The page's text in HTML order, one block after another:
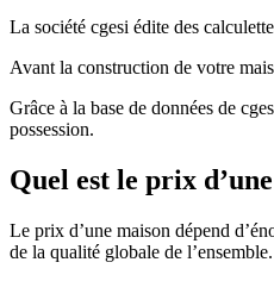
La société cgesi édite des
Avant la construction de votre
Grâce à la base de données de
possession.
Quel est le prix
Le prix d’une maison dépend
de la qualité globale de